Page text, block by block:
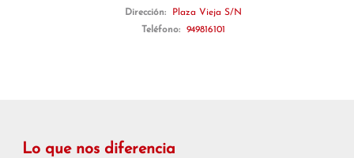
Dirección:
Plaza Vieja S/N
Teléfono:
949816101
Lo que nos diferencia